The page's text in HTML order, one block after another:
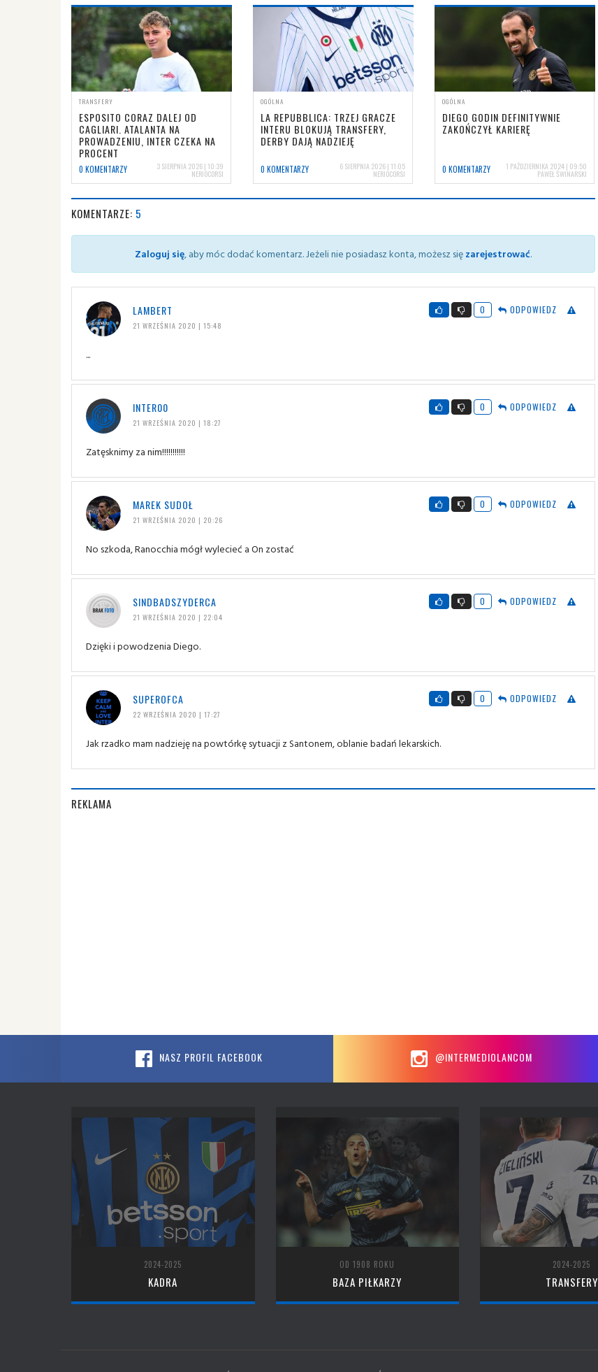
TRANSFERY
ESPOSITO CORAZ DALEJ OD
CAGLIARI. ATALANTA NA
PROWADZENIU, INTER CZEKA NA
PROCENT
0 KOMENTARZY 3 SIERPNIA 2026 | 10:39
NERIOCORSI
OGÓLNA
LA REPUBBLICA: TRZEJ GRACZE
INTERU BLOKUJĄ TRANSFERY,
DERBY DAJĄ NADZIEJĘ
0 KOMENTARZY 6 SIERPNIA 2026 | 11:05
NERIOCORSI
OGÓLNA
DIEGO GODIN DEFINITYWNIE
ZAKOŃCZYŁ KARIERĘ
0 KOMENTARZY 1 PAŹDZIERNIKA 2024 | 09:50
PAWEŁ ŚWINARSKI
KOMENTARZE: 5
Zaloguj się, aby móc dodać komentarz. Jeżeli nie posiadasz konta, możesz sięzarejestrować.
LAMBERT
21 WRZEŚNIA 2020 | 15:48
0 ODPOWIEDZ
...
INTER00
21 WRZEŚNIA 2020 | 18:27
0 ODPOWIEDZ
Zatęsknimy za nim!!!!!!!!!!!
MAREK SUDOŁ
21 WRZEŚNIA 2020 | 20:26
0 ODPOWIEDZ
No szkoda, Ranocchia mógł wylecieć a On zostać
SINDBADSZYDERCA
21 WRZEŚNIA 2020 | 22:04
0 ODPOWIEDZ
Dzięki i powodzenia Diego.
SUPEROFCA
22 WRZEŚNIA 2020 | 17:27
0 ODPOWIEDZ
Jak rzadko mam nadzieję na powtórkę sytuacji z Santonem, oblanie badań lekarskich.
REKLAMA
NASZ PROFIL FACEBOOK @INTERMEDIOLANCOM
2024-2025
KADRA
OD 1908 ROKU
BAZA PIŁKARZY
2024-2025
TRANSFERY